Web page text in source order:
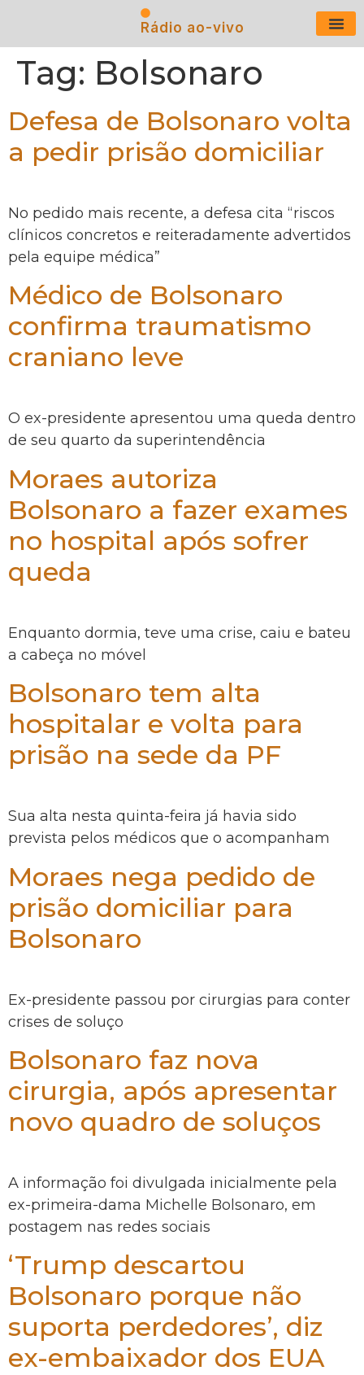
Rádio ao-vivo
Tag: Bolsonaro
Defesa de Bolsonaro volta
a pedir prisão domiciliar
No pedido mais recente, a defesa cita “riscos
clínicos concretos e reiteradamente advertidos
pela equipe médica”
Médico de Bolsonaro
confirma traumatismo
craniano leve
O ex-presidente apresentou uma queda dentro
de seu quarto da superintendência
Moraes autoriza
Bolsonaro a fazer exames
no hospital após sofrer
queda
Enquanto dormia, teve uma crise, caiu e bateu
a cabeça no móvel
Bolsonaro tem alta
hospitalar e volta para
prisão na sede da PF
Sua alta nesta quinta-feira já havia sido
prevista pelos médicos que o acompanham
Moraes nega pedido de
prisão domiciliar para
Bolsonaro
Ex-presidente passou por cirurgias para conter
crises de soluço
Bolsonaro faz nova
cirurgia, após apresentar
novo quadro de soluços
A informação foi divulgada inicialmente pela
ex-primeira-dama Michelle Bolsonaro, em
postagem nas redes sociais
‘Trump descartou
Bolsonaro porque não
suporta perdedores’, diz
ex-embaixador dos EUA